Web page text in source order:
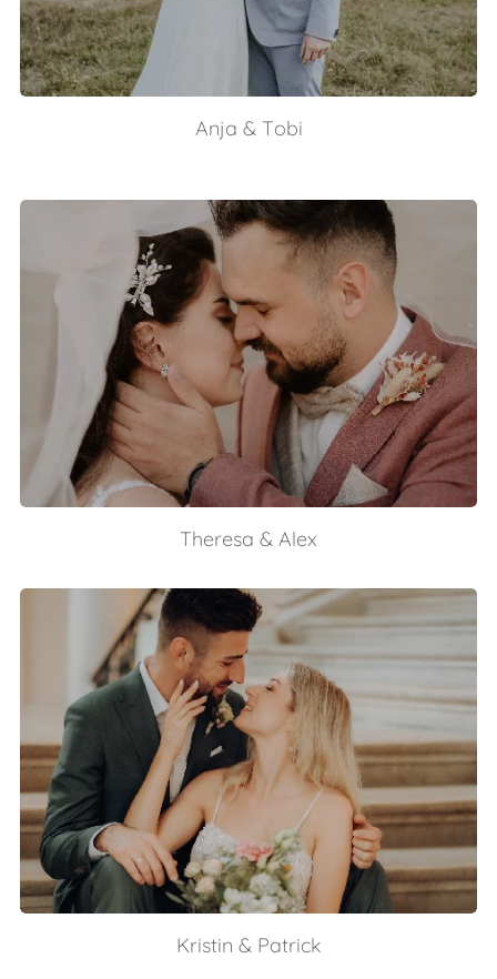
Anja & Tobi
Theresa & Alex
Kristin & Patrick